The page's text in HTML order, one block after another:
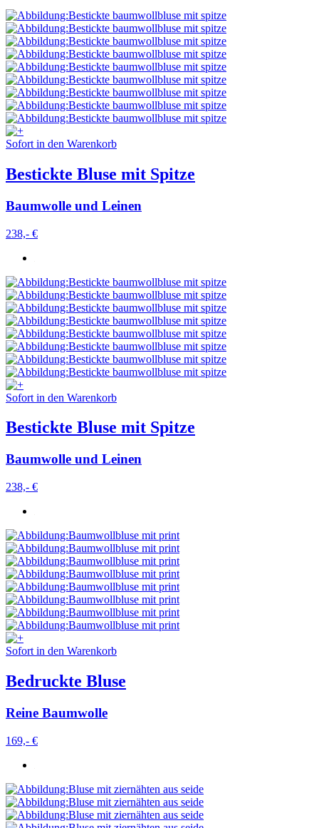
Sofort in den Warenkorb
Bestickte Bluse mit Spitze
Baumwolle und Leinen
238,- €
Sofort in den Warenkorb
Bestickte Bluse mit Spitze
Baumwolle und Leinen
238,- €
Sofort in den Warenkorb
Bedruckte Bluse
Reine Baumwolle
169,- €